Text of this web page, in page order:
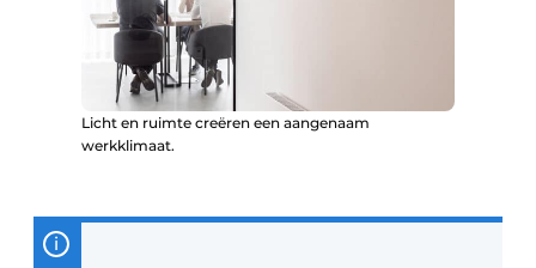
Licht en ruimte creëren een aangenaam
werkklimaat.